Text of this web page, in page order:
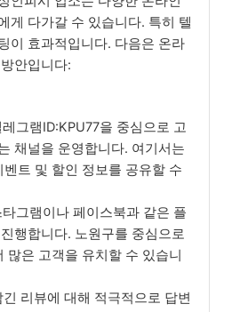
게 다가갈 수 있습니다. 특히 텔
이 효과적입니다. 다음은 온라
안입니다:
레그램ID:KPU77을 중심으로 고
채널을 운영합니다. 여기서는
트 및 할인 정보를 공유할 수
타그램이나 페이스북과 같은 플
행합니다. 노원구를 중심으로
많은 고객을 유치할 수 있습니
리뷰에 대해 적극적으로 답변